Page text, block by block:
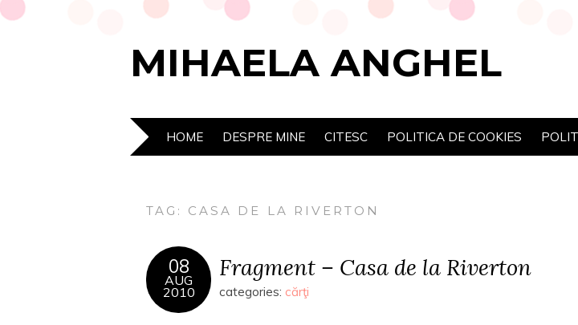
MIHAELA ANGHEL
HOME DESPRE MINE CITESC POLITICA DE COOKIES
TAG: CASA DE LA RIVERTON
08
AUG
2010
Fragment – Casa de la Riverton
categories: cărţi